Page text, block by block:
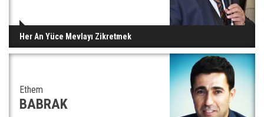
Her An Yüce Mevlayı Zikretmek
Ethem
BABRAK